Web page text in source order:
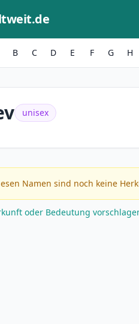
B C D E F G H
unisex
Namen sind noch keine
oder Bedeutung